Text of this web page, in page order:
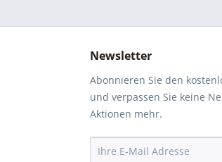
Newsletter
Abonnieren Sie den
und verpassen Sie keine
Aktionen mehr.